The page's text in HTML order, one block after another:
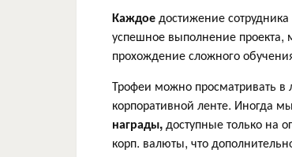
Каждоедостижение
успешное выполнение проекта,
прохождение сложного
Трофеи можно просматривать в
корпоративной ленте. Иногда
награды,доступные только на
корп. валюты, что